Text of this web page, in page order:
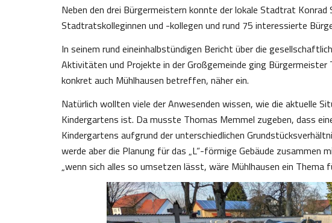
Neben den drei Bürgermeistern konnte der lokale Stadtrat Konrad
Stadtratskolleginnen und -kollegen und rund 75 interessierte
In seinem rund eineinhalbstündigen Bericht über die
Aktivitäten und Projekte in der Großgemeinde ging
konkret auch Mühlhausen betreffen, näher ein.
Natürlich wollten viele der Anwesenden wissen, wie die aktuelle
Kindergartens ist. Da musste Thomas Memmel zugeben, dass
Kindergartens aufgrund der unterschiedlichen
werde aber die Planung für das „L“-förmige Gebäude zusammen
„wenn sich alles so umsetzen lässt, wäre Mühlhausen ein Thema